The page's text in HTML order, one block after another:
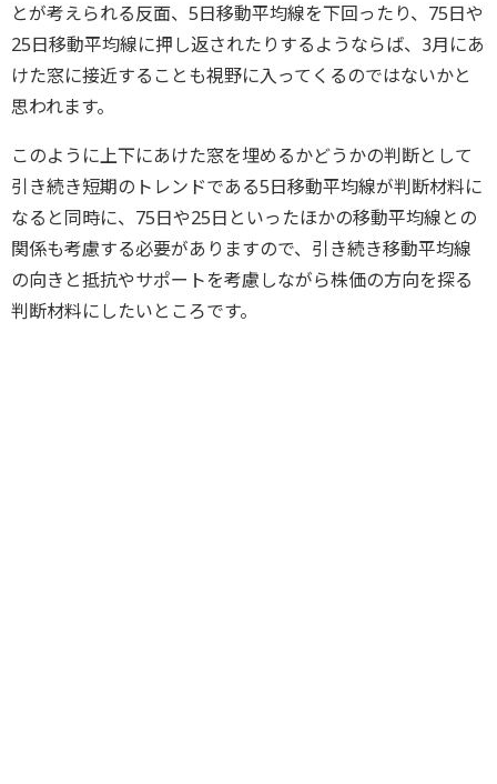
とが考えられる反面、5日移動平均線を下回ったり、75日や
25日移動平均線に押し返されたりするようならば、3月にあ
けた窓に接近することも視野に入ってくるのではないかと
思われます。
このように上下にあけた窓を埋めるかどうかの判断として
引き続き短期のトレンドである5日移動平均線が判断材料に
なると同時に、75日や25日といったほかの移動平均線との
関係も考慮する必要がありますので、引き続き移動平均線
の向きと抵抗やサポートを考慮しながら株価の方向を探る
判断材料にしたいところです。